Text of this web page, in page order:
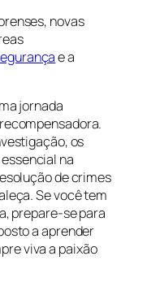
novas
e a
jornada
os
na
de crimes
Se você tem
prepare-se para
a aprender
viva a paixão